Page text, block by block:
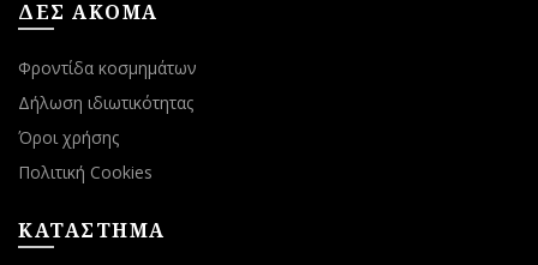
ΔΕΣ ΑΚΟΜΑ
Φροντίδα κοσμημάτων
Δήλωση ιδιωτικότητας
Όροι χρήσης
Πολιτική Cookies
ΚΑΤΑΣΤΗΜΑ